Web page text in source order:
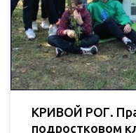
КРИВОЙ РОГ.
подростковом